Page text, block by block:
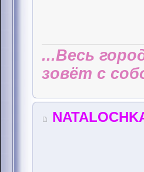
...Весь
зовёт с